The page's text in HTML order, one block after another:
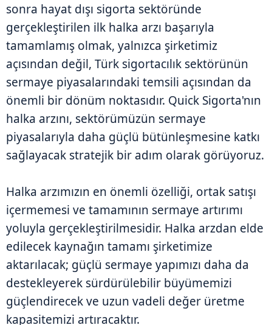
sonra hayat dışı sigorta sektöründe
gerçekleştirilen ilk halka arzı başarıyla
tamamlamış olmak, yalnızca şirketimiz
açısından değil, Türk sigortacılık sektörünün
sermaye piyasalarındaki temsili açısından da
önemli bir dönüm noktasıdır. Quick Sigorta'nın
halka arzını, sektörümüzün sermaye
piyasalarıyla daha güçlü bütünleşmesine katkı
sağlayacak stratejik bir adım olarak görüyoruz.
Halka arzımızın en önemli özelliği, ortak satışı
içermemesi ve tamamının sermaye artırımı
yoluyla gerçekleştirilmesidir. Halka arzdan elde
edilecek kaynağın tamamı şirketimize
aktarılacak; güçlü sermaye yapımızı daha da
destekleyerek sürdürülebilir büyümemizi
güçlendirecek ve uzun vadeli değer üretme
kapasitemizi artıracaktır.